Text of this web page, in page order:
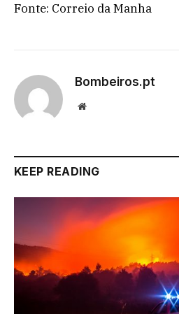
Fonte: Correio da Manha
Bombeiros.pt
Website
KEEP READING